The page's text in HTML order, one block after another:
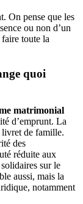
On pense que les
ou non d’un
toute la
quoi
matrimonial
d’emprunt. La
livret de famille.
des
réduite aux
sur le
aussi, mais la
notamment